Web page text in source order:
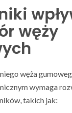
węży
węża
wymaga
takich jak: